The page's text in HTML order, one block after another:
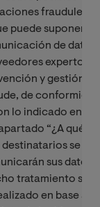
puede suponer
de datos
expertos
y gestión
de conformidad
lo indicado en el
“¿A qué
destinatarios se
sus
tratamiento será
en base al